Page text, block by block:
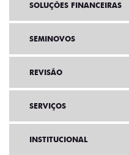
SOLUÇÕES FINANCEIRAS
SEMINOVOS
REVISÃO
SERVIÇOS
INSTITUCIONAL